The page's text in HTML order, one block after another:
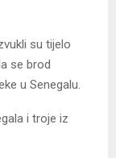
su tijelo
se brod
u Senegalu.
i troje iz